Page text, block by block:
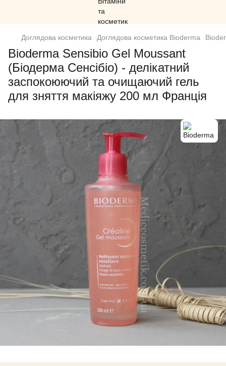
Доглядова косметика Доглядова косметика Bioderma
Bioderma Sensibio Gel Moussant
(Біодерма Сенсібіо) - делікатний
заспокоюючий та очищаючий гель
для зняття макіяжу 200 мл Франція